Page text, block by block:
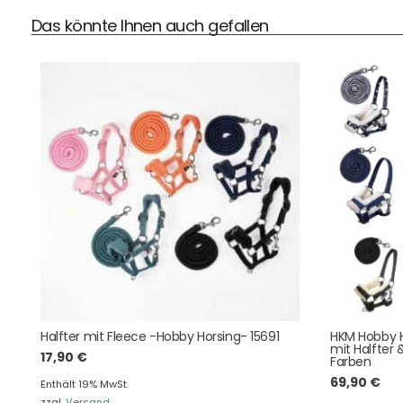
Das könnte Ihnen auch gefallen
Halfter mit Fleece -Hobby Horsing- 15691
17,90 €
Enthält 19% MwSt.
HKM Hobby
mit Halfter
Farben
69,90 €
DHL Versand
Der Spielzeug – Handel aus Haan, wir versenden mit DHL.
Kontaktdaten
August-Macke-Weg 17,
42781 Haan
E-Mail: info@hollyclaire.de